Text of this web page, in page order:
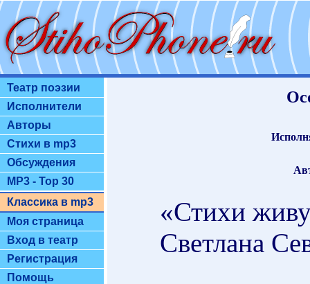
Театр поэзии
Исполнители
Авторы
Стихи в mp3
Обсуждения
MP3 - Top 30
Классика в mp3
Моя страница
Вход в театр
Регистрация
Помощь
«Стихи
Светлана